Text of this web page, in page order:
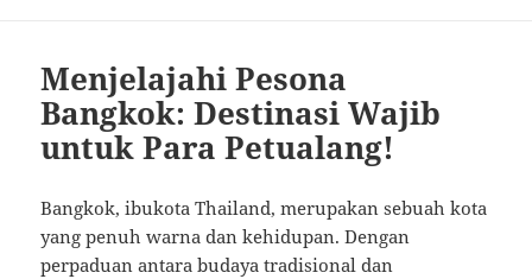
Menjelajahi Pesona
Bangkok: Destinasi Wajib
untuk Para Petualang!
Bangkok, ibukota Thailand, merupakan sebuah kota
yang penuh warna dan kehidupan. Dengan
perpaduan antara budaya tradisional dan